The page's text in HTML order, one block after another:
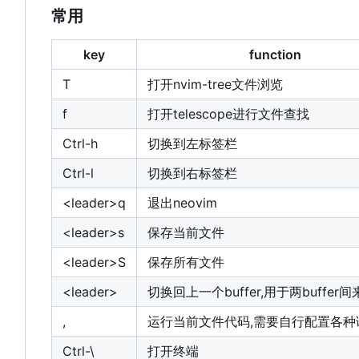
常用
key
function
T
打开nvim-tree文件浏览
f
打开telescope进行文件查找
Ctrl-h
切换到左标签栏
Ctrl-l
切换到右标签栏
<leader>q
退出neovim
<leader>s
保存当前文件
<leader>S
保存所有文件
<leader>
切换回上一个buffer,用于两buffer间
,
运行当前文件代码,需要自行配置各种
Ctrl-\
打开终端